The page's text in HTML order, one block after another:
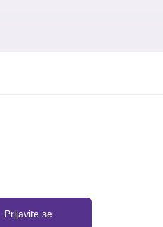
Prijavite se